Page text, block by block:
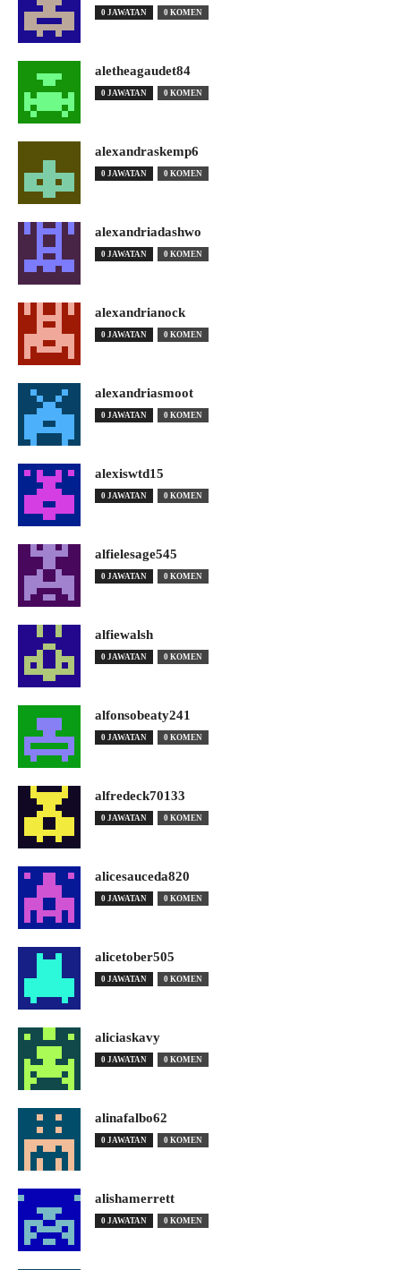
0 JAWATAN 0 KOMEN
aletheagaudet84
0 JAWATAN 0 KOMEN
alexandraskemp6
0 JAWATAN 0 KOMEN
alexandriadashwo
0 JAWATAN 0 KOMEN
alexandrianock
0 JAWATAN 0 KOMEN
alexandriasmoot
0 JAWATAN 0 KOMEN
alexiswtd15
0 JAWATAN 0 KOMEN
alfielesage545
0 JAWATAN 0 KOMEN
alfiewalsh
0 JAWATAN 0 KOMEN
alfonsobeaty241
0 JAWATAN 0 KOMEN
alfredeck70133
0 JAWATAN 0 KOMEN
alicesauceda820
0 JAWATAN 0 KOMEN
alicetober505
0 JAWATAN 0 KOMEN
aliciaskavy
0 JAWATAN 0 KOMEN
alinafalbo62
0 JAWATAN 0 KOMEN
alishamerrett
0 JAWATAN 0 KOMEN